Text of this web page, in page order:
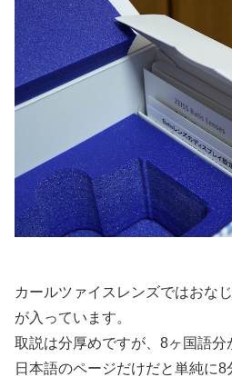
カールツァイスレンズではおな
が入っています。
取説は分厚めですが、8ヶ国語分
日本語のページだけだと単純に8